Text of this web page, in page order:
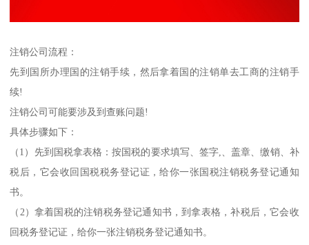
注销公司流程：
先到国所办理国的注销手续，然后拿着国的注销单去工商的注销手
续!
注销公司可能要涉及到查账问题!
具体步骤如下：
（1）先到国税拿表格：按国税的要求填写、签字,、盖章、缴销、补
税后，它会收回国税税务登记证，给你一张国税注销税务登记通知
书。
（2）拿着国税的注销税务登记通知书，到拿表格，补税后，它会收
回税务登记证，给你一张注销税务登记通知书。